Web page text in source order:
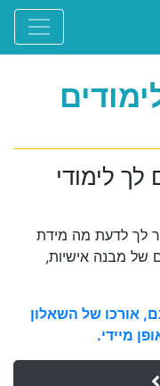
לימודי
לך לדעת מה מידת
של מבנה אישיות,
אורכו של השאלון
מיידי.